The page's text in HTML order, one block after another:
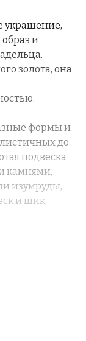
украшение,
и
золота, она
формы и
до
подвеска
камнями,
изумруды,
и шик.
золотой
— от